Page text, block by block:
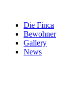
springenDie Finca
Bewohner
Gallery
News